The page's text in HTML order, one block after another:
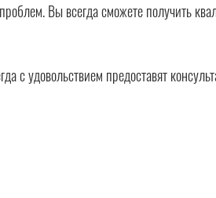
Вы всегда сможете получить
с удовольствием предоставят